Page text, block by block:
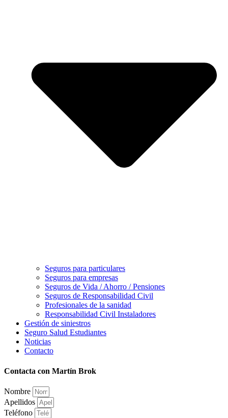
Seguros para particulares
Seguros para empresas
Seguros de Vida / Ahorro / Pensiones
Seguros de Responsabilidad Civil
Profesionales de la sanidad
Responsabilidad Civil Instaladores
Gestión de siniestros
Seguro Salud Estudiantes
Noticias
Contacto
Contacta con Martín Brok
Nombre
Apellidos
Teléfono